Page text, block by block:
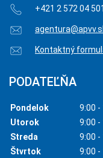
+421 2 572 04
Kontaktný
PODATEĽŇA
Pondelok
9:00 -
Utorok
9:00 -
Streda
9:00 -
Štvrtok
9:00 -